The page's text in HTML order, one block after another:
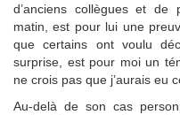
d’anciens collègues et de
matin, est pour lui une
que certains ont voulu
surprise, est pour moi un
ne crois pas que j’aurais eu
Au-delà de son cas